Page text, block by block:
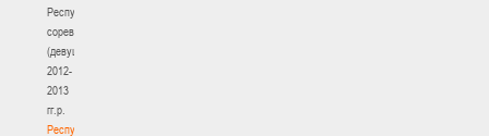
Республиканские
соревнования
(девушки)
2012-
2013
гг.р.
Республиканские